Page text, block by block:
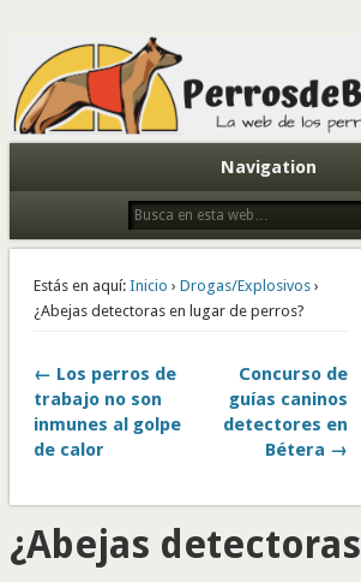
Todo sobre perros de búsqueda y detectores
Navigation
Estás en aquí: Inicio › Drogas/Explosivos›
¿Abejas detectoras en lugar de perros?
← Los perros de
trabajo no son
inmunes al golpe
de calor
Concurso de
guías caninos
detectores en
Bétera →
¿Abejas detectoras